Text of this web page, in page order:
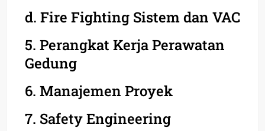
d. Fire Fighting Sistem dan VAC
5. Perangkat Kerja Perawatan
Gedung
6. Manajemen Proyek
7. Safety Engineering